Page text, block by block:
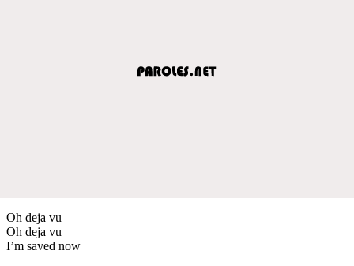
Oh deja vu
Oh deja vu
I’m saved now